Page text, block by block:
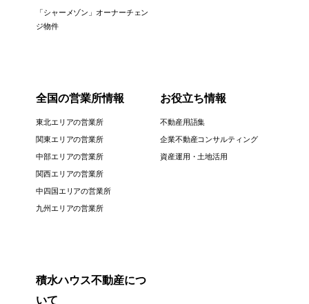
「シャーメゾン」オーナーチェン
ジ物件
全国の営業所情報
東北エリアの営業所
関東エリアの営業所
中部エリアの営業所
関西エリアの営業所
中四国エリアの営業所
九州エリアの営業所
お役立ち情報
不動産用語集
企業不動産コンサルティング
資産運用・土地活用
積水ハウス不動産につ
いて